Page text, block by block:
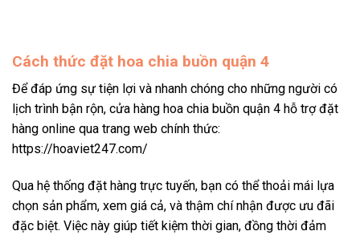
Cách thức đặt hoa chia buồn quận 4
Để đáp ứng sự tiện lợi và nhanh chóng cho những người có
lịch trình bận rộn, cửa hàng hoa chia buồn quận 4 hỗ trợ đặt
hàng online qua trang web chính thức:
https://hoaviet247.com/
Qua hệ thống đặt hàng trực tuyến, bạn có thể thoải mái lựa
chọn sản phẩm, xem giá cả, và thậm chí nhận được ưu đãi
đặc biệt. Việc này giúp tiết kiệm thời gian, đồng thời đảm